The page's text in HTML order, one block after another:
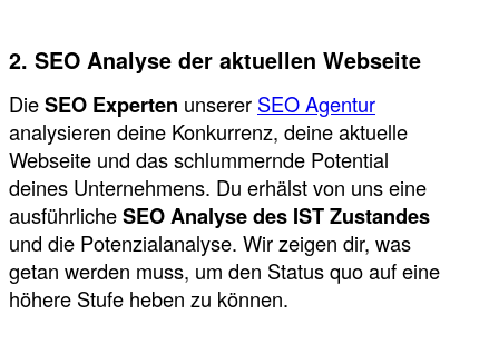
2. SEO Analyse der aktuellen Webseite
DieSEO Experten unserer SEO Agentur
analysieren deine Konkurrenz, deine aktuelle
Webseite und das schlummernde Potential
deines Unternehmens. Du erhälst von uns eine
ausführlicheSEO Analyse des IST Zustandes
und die Potenzialanalyse. Wir zeigen dir, was
getan werden muss, um den Status quo auf eine
höhere Stufe heben zu können.